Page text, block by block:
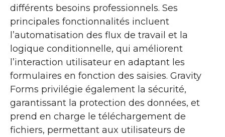
différents besoins professionnels. Ses
principales fonctionnalités incluent
l’automatisation des flux de travail et la
logique conditionnelle, qui améliorent
l’interaction utilisateur en adaptant les
formulaires en fonction des saisies. Gravity
Forms privilégie également la sécurité,
garantissant la protection des données, et
prend en charge le téléchargement de
fichiers, permettant aux utilisateurs de